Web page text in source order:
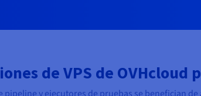
de VPS de OVHcloud